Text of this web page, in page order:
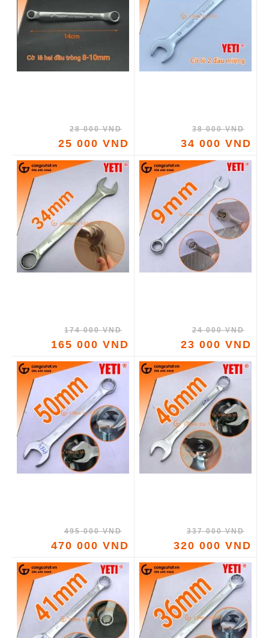
28 000 VND
25 000 VND
38 000 VND
34 000 VND
174 000 VND
165 000 VND
24 000 VND
23 000 VND
495 000 VND
470 000 VND
337 000 VND
320 000 VND